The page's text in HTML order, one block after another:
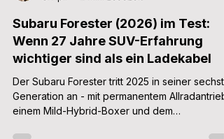
8. Apr.
4 Min. Lesezeit
Subaru Forester (2026) im Test:
Wenn 27 Jahre SUV-Erfahrung
wichtiger sind als ein Ladekabel
Der Subaru Forester tritt 2025 in seiner
Generation an - mit permanentem Allradantrieb,
einem Mild-Hybrid-Boxer und dem